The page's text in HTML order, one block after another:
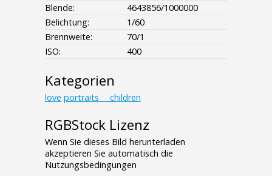
Blende:
4643856/1000000
Belichtung:
1/60
Brennweite:
70/1
ISO:
400
Kategorien
love portraits___children
RGBStock Lizenz
Wenn Sie dieses Bild herunterladen
akzeptieren Sie automatisch die
Nutzungsbedingungen